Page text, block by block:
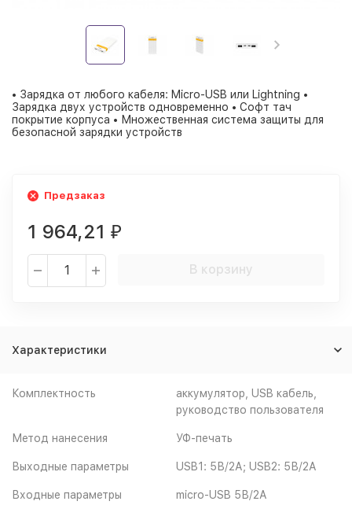
• Зарядка от любого кабеля: Micro-USB или Lightning •
Зарядка двух устройств одновременно • Софт тач
покрытие корпуса • Множественная система защиты для
безопасной зарядки устройств
Предзаказ
1 964,21 ₽
В корзину
Характеристики
Комплектность
аккумулятор, USB кабель,
руководство пользователя
Метод нанесения УФ-печать
Выходные параметры USB1: 5В/2А; USB2: 5В/2А
Входные параметры micro-USB 5В/2А